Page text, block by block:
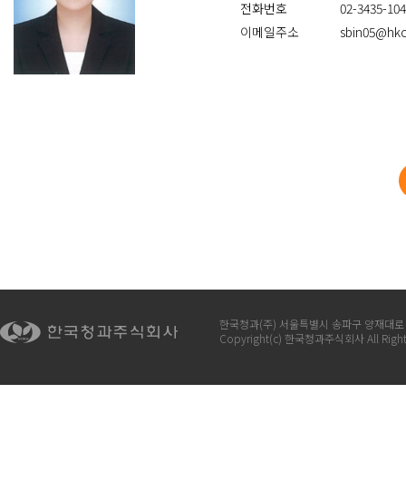
전화번호
02-3435-
이메일주소
한국청과(주) 서울특별시 송파구 양재대
Copyright(c) 한국청과주식회사 All